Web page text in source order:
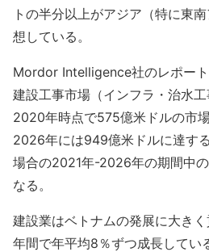
トの半分以上がアジア（特に東
想している。
Mordor Intelligence社のレポー
建設工事市場（インフラ・治水
2020年時点で575億米ドルの市
2026年には949億米ドルに達す
場合の2021年-2026年の期間中
なる。
建設業はベトナムの発展に大き
年間で年平均8％ずつ成長してい